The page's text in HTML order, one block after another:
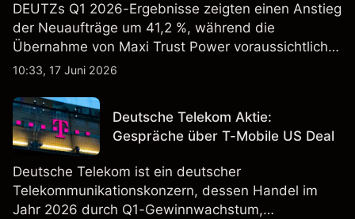
DEUTZs Q1 2026-Ergebnisse zeigten einen Anstieg
der Neuaufträge um 41,2 %, während die
Übernahme von Maxi Trust Power voraussichtlich
40 Mio. € zum Umsatz von DEUTZ Energy
Vergangenheit ist kein verlässlicher Indikator für
zukünftige Ergebnisse.
10:33, 17 Juni 2026
Deutsche Telekom Aktie:
Gespräche über T-Mobile US Deal
Deutsche Telekom ist ein deutscher
Telekommunikationskonzern, dessen Handel im
Jahr 2026 durch Q1-Gewinnwachstum,